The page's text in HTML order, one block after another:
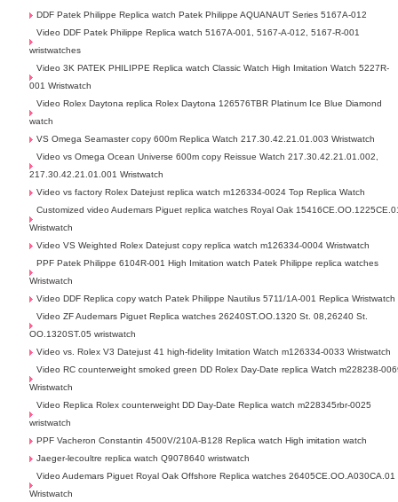
DDF Patek Philippe Replica watch Patek Philippe AQUANAUT Series 5167A-012
Video DDF Patek Philippe Replica watch 5167A-001, 5167-A-012, 5167-R-001
wristwatches
Video 3K PATEK PHILIPPE Replica watch Classic Watch High Imitation Watch 5227R-
001 Wristwatch
Video Rolex Daytona replica Rolex Daytona 126576TBR Platinum Ice Blue Diamond
watch
VS Omega Seamaster copy 600m Replica Watch 217.30.42.21.01.003 Wristwatch
Video vs Omega Ocean Universe 600m copy Reissue Watch 217.30.42.21.01.002,
217.30.42.21.01.001 Wristwatch
Video vs factory Rolex Datejust replica watch m126334-0024 Top Replica Watch
Customized video Audemars Piguet replica watches Royal Oak
Wristwatch
Video VS Weighted Rolex Datejust copy replica watch m126334-0004 Wristwatch
PPF Patek Philippe 6104R-001 High Imitation watch Patek Philippe replica watches
Wristwatch
Video DDF Replica copy watch Patek Philippe Nautilus 5711/1A-001 Replica Wristwatch
Video ZF Audemars Piguet Replica watches 26240ST.OO.1320 St. 08,26240 St.
OO.1320ST.05 wristwatch
Video vs. Rolex V3 Datejust 41 high-fidelity Imitation Watch m126334-0033 Wristwatch
Video RC counterweight smoked green DD Rolex Day-Date replica Watch m228238-
Wristwatch
Video Replica Rolex counterweight DD Day-Date Replica watch m228345rbr-0025
wristwatch
PPF Vacheron Constantin 4500V/210A-B128 Replica watch High imitation watch
Jaeger-lecoultre replica watch Q9078640 wristwatch
Video Audemars Piguet Royal Oak Offshore Replica watches 26405CE.OO.A030CA.01
Wristwatch